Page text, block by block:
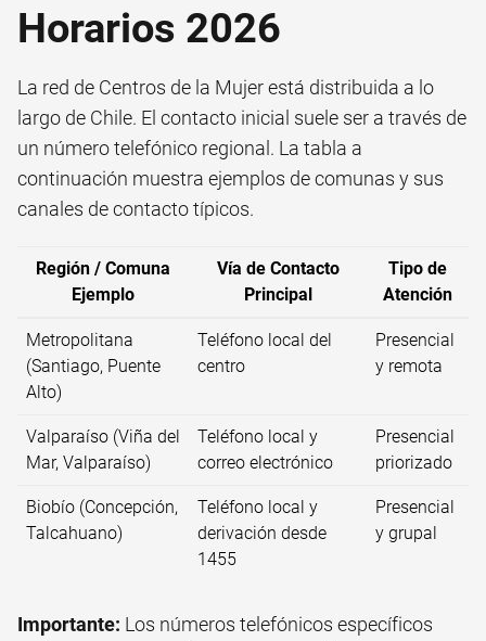
Horarios 2026
La red de Centros de la Mujer está distribuida a lo
largo de Chile. El contacto inicial suele ser a través de
un número telefónico regional. La tabla a
continuación muestra ejemplos de comunas y sus
canales de contacto típicos.
Región / Comuna
Ejemplo
Vía de Contacto
Principal
Tipo de
Atención
Metropolitana
(Santiago, Puente
Alto)
Teléfono local del
centro
Presencial
y remota
Valparaíso (Viña del
Mar, Valparaíso)
Teléfono local y
correo electrónico
Presencial
priorizado
Biobío (Concepción,
Talcahuano)
Teléfono local y
derivación desde
1455
Presencial
y grupal
Importante: Los números telefónicos específicos